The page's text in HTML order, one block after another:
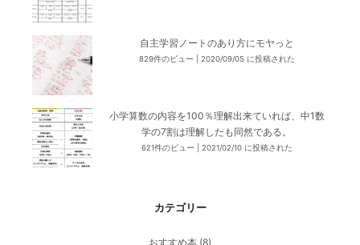
自主学習ノートのあり方にモヤっと
829件のビュー 2020/09/05 に投稿された
小学算数の内容を100％理解出来ていれば、中1数
学の7割は理解したも同然である。
621件のビュー 2021/02/10 に投稿された
カテゴリー
おすすめ本 (8)